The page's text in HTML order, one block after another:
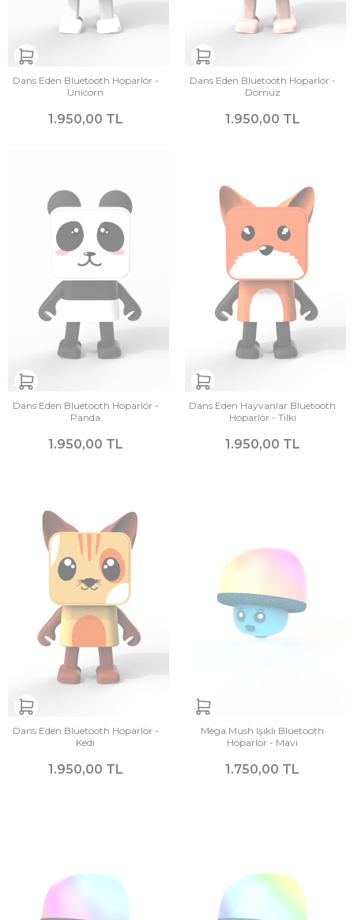
Dans Eden Bluetooth Hoparlör -
Unicorn
1.950,00 TL
Dans Eden Bluetooth Hoparlör -
Domuz
1.950,00 TL
Dans Eden Bluetooth Hoparlör -
Panda
1.950,00 TL
Dans Eden Hayvanlar Bluetooth
Hoparlör - Tilki
1.950,00 TL
Dans Eden Bluetooth Hoparlör -
Kedi
1.950,00 TL
Mega Mush Işıklı Bluetooth
Hoparlör - Mavi
1.750,00 TL